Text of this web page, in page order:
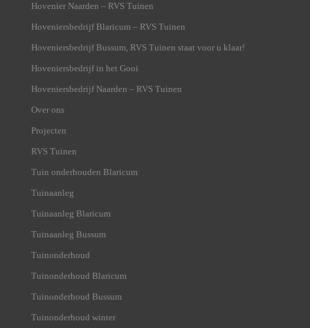
Hovenier Naarden – RVS Tuinen
Hoveniersbedrijf Blaricum – RVS Tuinen
Hoveniersbedrijf Bussum, RVS Tuinen staat voor u klaar!
Hoveniersbedrijf in het Gooi
Hoveniersbedrijf Naarden – RVS Tuinen
Over ons
Projecten
RVS Tuinen
Tuin onderhouden Blaricum
Tuinaanleg
Tuinaanleg Blaricum
Tuinaanleg Bussum
Tuinonderhoud
Tuinonderhoud Blaricum
Tuinonderhoud Bussum
Tuinonderhoud winter